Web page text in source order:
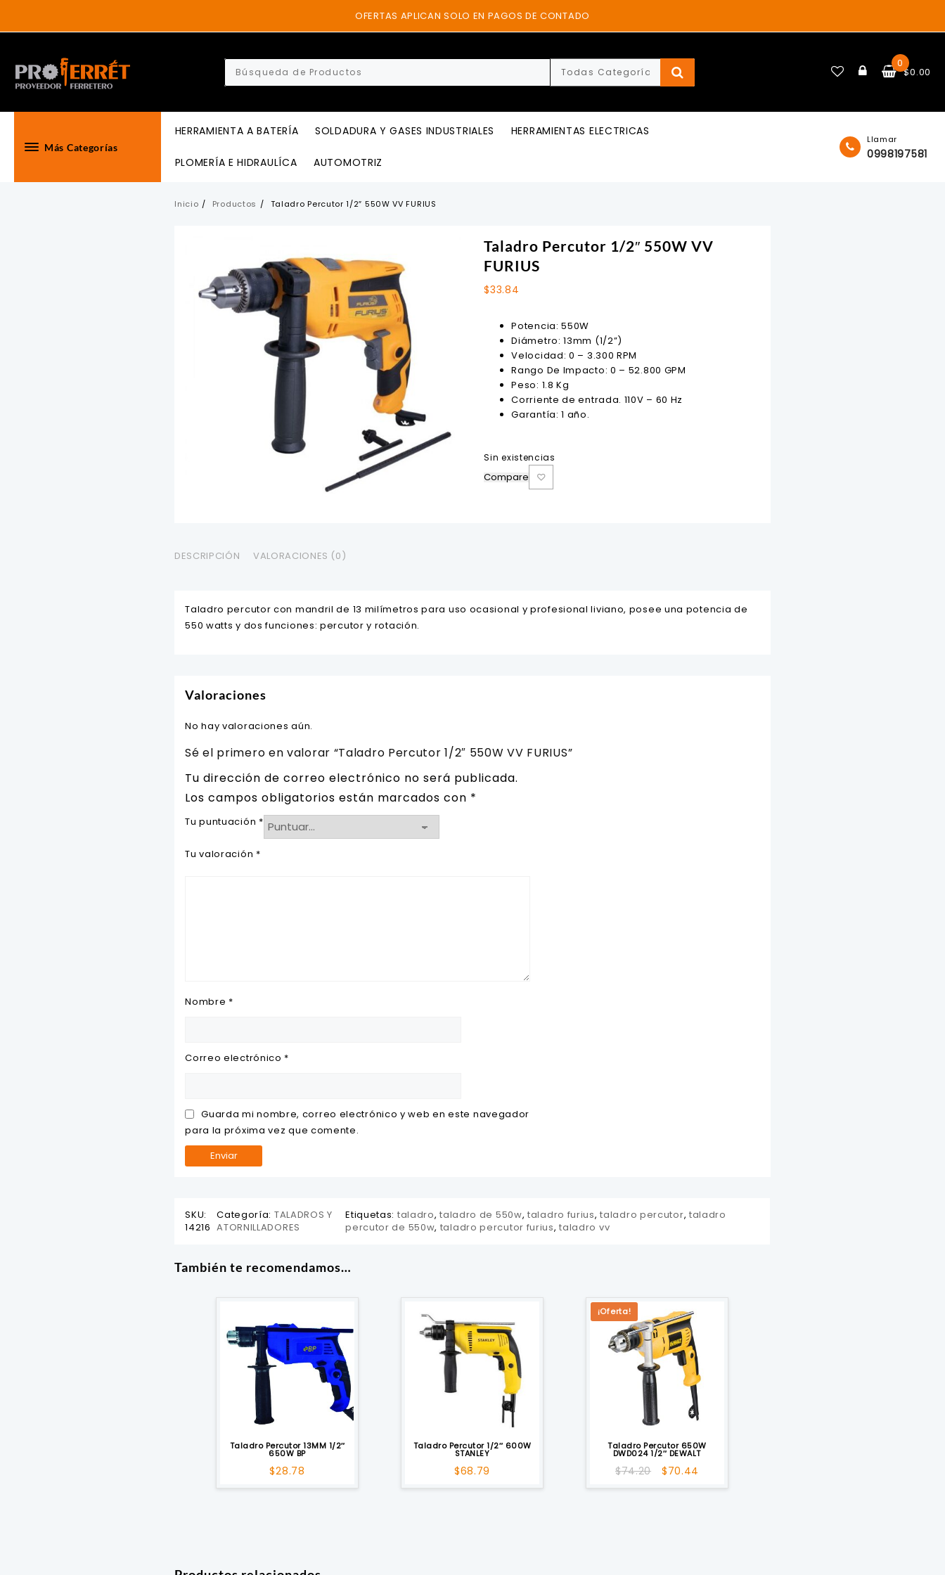
content
OFERTAS APLICAN SOLO EN PAGOS DE CONTADO
0
$0.00
Más Categorías
HERRAMIENTA A BATERÍA SOLDADURA Y GASES INDUSTRIALES HERRAMIENTAS ELECTRICAS
PLOMERÍA E HIDRAULÍCA AUTOMOTRIZ
Llamar
0998197581
Inicio Productos Taladro Percutor 1/2″ 550W VV FURIUS
Taladro Percutor 1/2″ 550W VV
FURIUS
$33.84
Potencia: 550W
Diámetro: 13mm (1/2”)
Velocidad: 0 – 3.300 RPM
Rango De Impacto: 0 – 52.800 GPM
Peso: 1.8 Kg
Corriente de entrada. 110V – 60 Hz
Garantía: 1 año.
Sin existencias
Compare
DESCRIPCIÓN VALORACIONES (0)
Taladro percutor con mandril de 13 milímetros para uso ocasional y profesional liviano, posee una potencia de
550 watts y dos funciones: percutor y rotación.
Valoraciones
No hay valoraciones aún.
Sé el primero en valorar “Taladro Percutor 1/2″ 550W VV FURIUS”
Tu dirección de correo electrónico no será publicada.
Los campos obligatorios están marcados con *
Tu puntuación *
Tu valoración *
Nombre *
Correo electrónico *
Guarda mi nombre, correo electrónico y web en este navegador
para la próxima vez que comente.
SKU:
14216
Categoría: TALADROS Y
ATORNILLADORES
Etiquetas: taladro,taladro de 550w,taladro furius,taladro percutor, taladro
percutor de 550w, taladro percutor furius,taladro vv
También te recomendamos…
Taladro Percutor 13MM 1/2″
650W BP
$28.78
Taladro Percutor 1/2″ 600W
STANLEY
$68.79
¡Oferta!
Taladro Percutor 650W
DWD024 1/2″ DEWALT
$74.20
El
precio
$70.44
precio